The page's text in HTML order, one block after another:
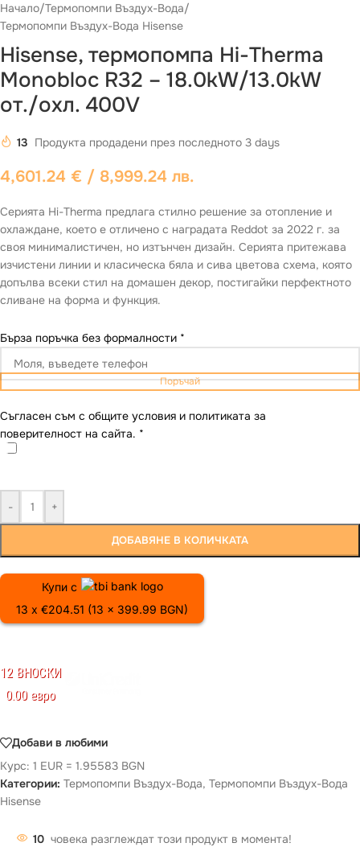
Начало/Термопомпи Въздух-Вода/
Термопомпи Въздух-Вода Hisense
Hisense, термопомпа Hi-Therma
Monobloc R32 – 18.0kW/13.0kW
от./охл. 400V
13 Продукта продадени през последното 3 days
4,601.24 € / 8,999.24 лв.
Серията Hi-Therma предлага стилно решение за отопление и
охлаждане, което е отличено с наградата Reddot за 2022 г. за
своя минималистичен, но изтънчен дизайн. Серията притежава
изчистени линии и класическа бяла и сива цветова схема, която
допълва всеки стил на домашен декор, постигайки перфектното
сливане на форма и функция.
Бърза поръчка без формалности *
Поръчай
Съгласен съм с общите условия и политиката за
поверителност на сайта. *
- +
ДОБАВЯНЕ В КОЛИЧКАТА
Купи с
13 x €204.51 (13 x 399.99 BGN)
12 ВНОСКИ
0.00 евро
Добави в любими
Курс: 1 EUR = 1.95583 BGN
Категории: Термопомпи Въздух-Вода, Термопомпи Въздух-Вода
Hisense
10 човека разглеждат този продукт в момента!